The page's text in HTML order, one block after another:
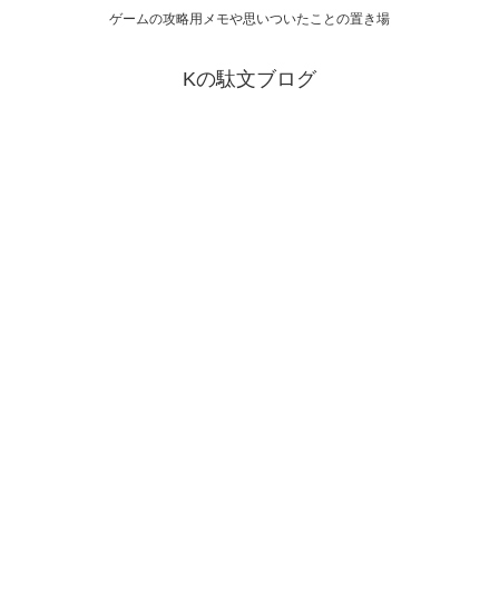
ゲームの攻略用メモや思いついたことの置き場
Kの駄文ブログ